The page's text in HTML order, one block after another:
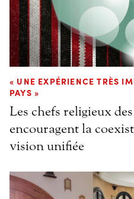
« UNE EXPÉRIENCE TRÈS
PAYS »
Les chefs religieux
encouragent la
vision unifiée